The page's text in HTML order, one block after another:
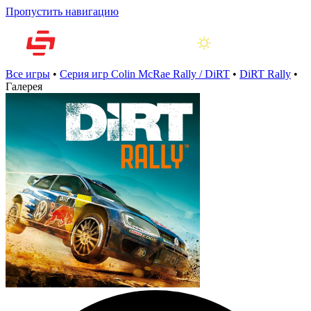
Пропустить навигацию
Все игры • Серия игр Colin McRae Rally / DiRT • DiRT Rally •
Галерея